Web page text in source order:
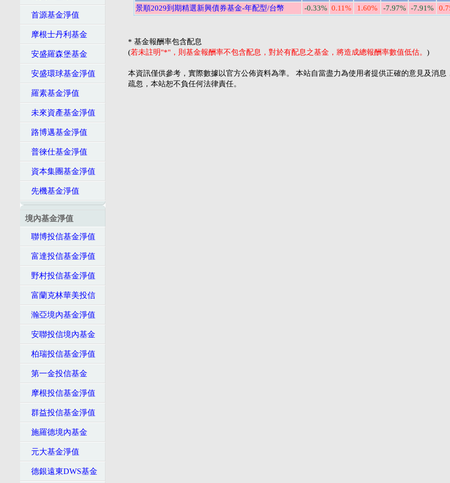
首源基金淨值
摩根士丹利基金
安盛羅森堡基金
安盛環球基金淨值
羅素基金淨值
未來資產基金淨值
路博邁基金淨值
普徠仕基金淨值
資本集團基金淨值
先機基金淨值
境內基金淨值
聯博投信基金淨值
富達投信基金淨值
野村投信基金淨值
富蘭克林華美投信
瀚亞境內基金淨值
安聯投信境內基金
柏瑞投信基金淨值
第一金投信基金
摩根投信基金淨值
群益投信基金淨值
施羅德境內基金
元大基金淨值
德銀遠東DWS基金
景順2029到期精選新興債券基金-年配型/台幣
-0.33% 0.11% 1.60% -7.97% -7.91%
* 基金報酬率包含配息
(若未註明"*"，則基金報酬率不包含配息，對於有配息之基金，將造成總報酬率數值低估。 )
本資訊僅供參考，實際數據以官方公佈資料為準。 本站自當盡力為使用者提供正確的意見及消息
疏忽，本站恕不負任何法律責任。